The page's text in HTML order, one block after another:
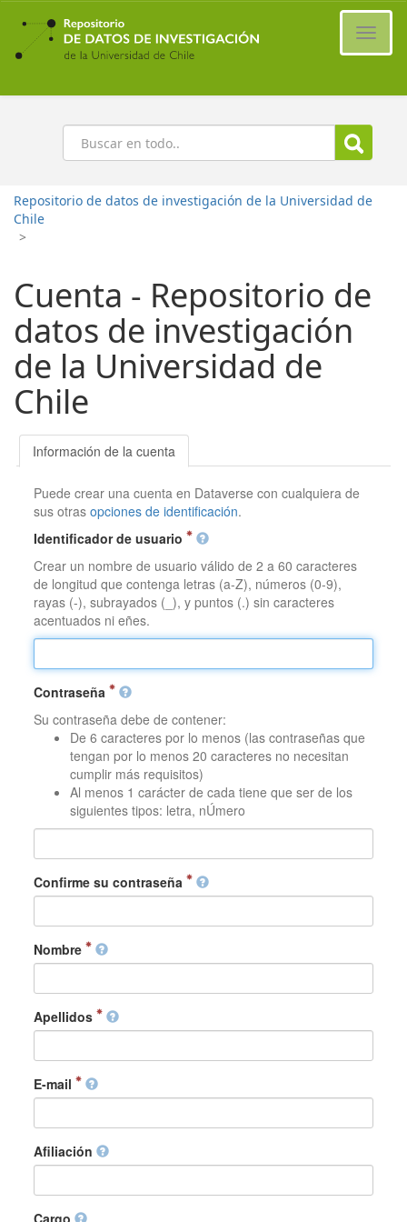
Ir
contenido
principal
Buscar
Repositorio de datos de investigación de la Universidad de
Chile
>
Cuenta - Repositorio de
datos de investigación
de la Universidad de
Chile
Información de la cuenta
Puede crear una cuenta en Dataverse con cualquiera de
sus otrasopciones de identificación.
Identificador de usuario
Crear un nombre de usuario válido de 2 a 60 caracteres
de longitud que contenga letras (a-Z), números (0-9),
rayas (-), subrayados (_), y puntos (.) sin caracteres
acentuados ni eñes.
Contraseña
Su contraseña debe de contener:
De 6 caracteres por lo menos (las contraseñas que
tengan por lo menos 20 caracteres no necesitan
cumplir más requisitos)
Al menos 1 carácter de cada tiene que ser de los
siguientes tipos: letra, nÚmero
Confirme su contraseña
Nombre
Apellidos
E-mail
Afiliación
Cargo